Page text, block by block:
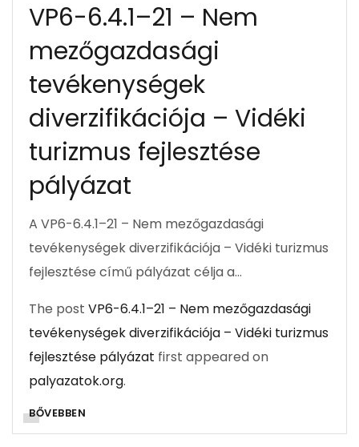
VP6-6.4.1–21 – Nem
mezőgazdasági
tevékenységek
diverzifikációja – Vidéki
turizmus fejlesztése
pályázat
A VP6-6.4.1–21 – Nem mezőgazdasági
tevékenységek diverzifikációja – Vidéki turizmus
fejlesztése című pályázat célja a…
The post VP6-6.4.1–21 – Nem mezőgazdasági
tevékenységek diverzifikációja – Vidéki turizmus
fejlesztése pályázat first appeared on
palyazatok.org.
BŐVEBBEN